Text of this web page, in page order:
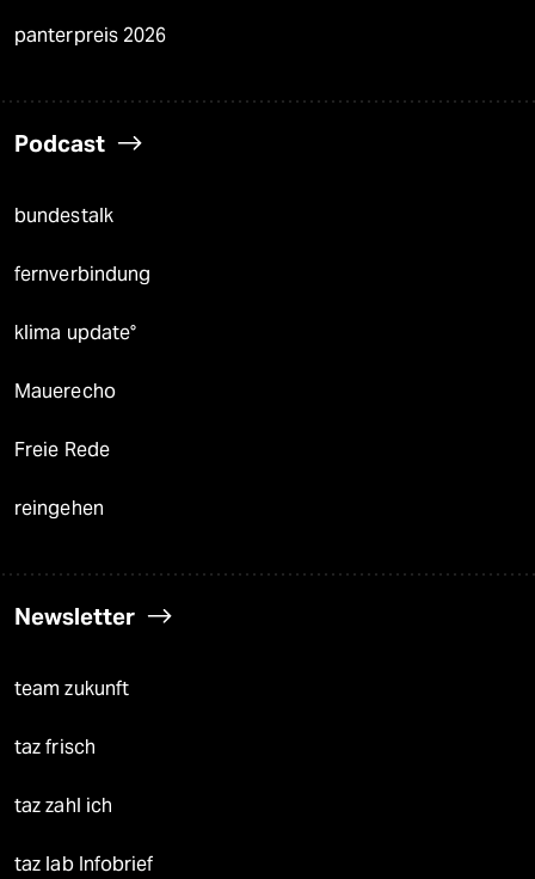
panterpreis 2026
Podcast
bundestalk
fernverbindung
klima update°
Mauerecho
Freie Rede
reingehen
Newsletter
team zukunft
taz frisch
taz zahl ich
taz lab Infobrief